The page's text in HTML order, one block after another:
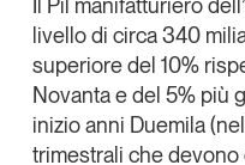
Il Pil manifatturiero
livello di circa 340
superiore del 10%
Novanta e del 5% più
inizio anni Duemila
trimestrali che